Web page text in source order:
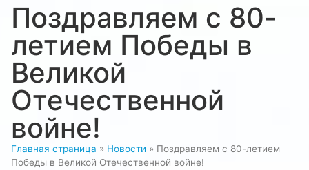
Поздравляем с 80-
летием Победы в
Великой
Отечественной
войне!
Главная страница » Новости » Поздравляем с 80-летием
Победы в Великой Отечественной войне!